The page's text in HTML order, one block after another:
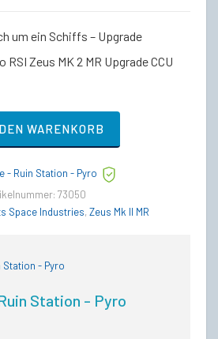
um ein Schiffs – Upgrade
Zeus MK 2 MR Upgrade CCU
WARENKORB
- Ruin Station - Pyro
73050
Space Industries, Zeus Mk II MR
Station - Pyro